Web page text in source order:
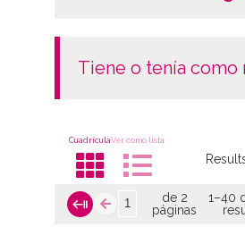
tiene o tenía como
CuadrículaVer como lista
de 2
páginas
1–40